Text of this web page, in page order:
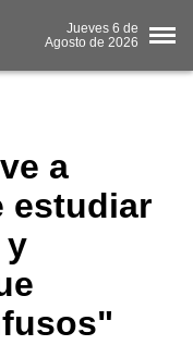
Jueves 6 de
Agosto de 2026
a
estudiar
y